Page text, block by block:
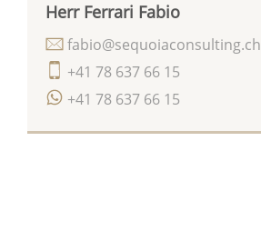
Herr Ferrari Fabio
+41 78 637 66 15
+41 78 637 66 15
fabio@sequoiaconsulting.ch